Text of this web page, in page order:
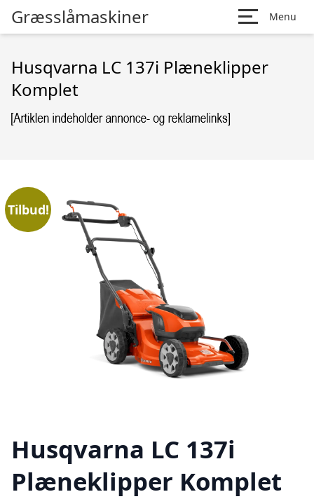
Græsslåmaskiner Menu
Husqvarna LC 137i Plæneklipper
Komplet
Tilbud!
Husqvarna LC 137i
Plæneklipper Komplet